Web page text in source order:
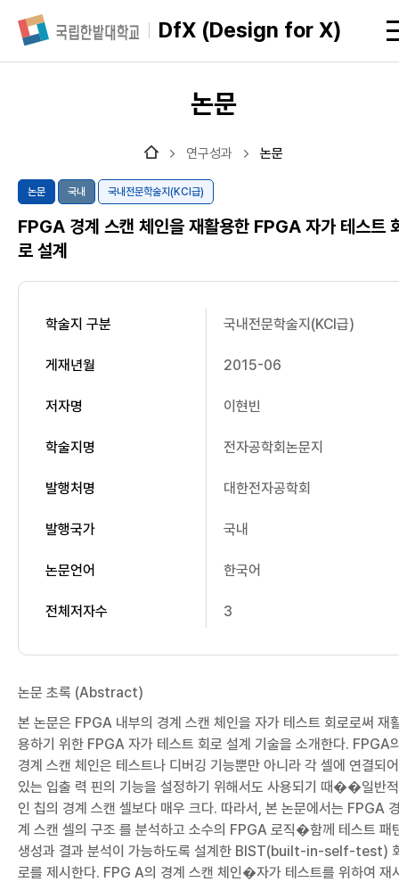
DfX (Design for X)
논문
연구성과 논문
콘
텐
츠
본
문
논문 국내 국내전문학술지(KCI급)
FPGA 경계 스캔 체인을 재활용한 FPGA 자가 테스트
로 설계
학술지 구분 국내전문학술지(KCI급)
게재년월 2015-06
저자명 이현빈
학술지명 전자공학회논문지
발행처명 대한전자공학회
발행국가 국내
논문언어 한국어
전체저자수 3
논문 초록 (Abstract)
본 논문은 FPGA 내부의 경계 스캔 체인을 자가 테스트 회로로써 재
용하기 위한 FPGA 자가 테스트 회로 설계 기술을 소개한다. FPGA
경계 스캔 체인은 테스트나 디버깅 기능뿐만 아니라 각 셀에 연결되어
있는 입출 력 핀의 기능을 설정하기 위해서도 사용되기 때��일반적
인 칩의 경계 스캔 셀보다 매우 크다. 따라서, 본 논문에서는 FPGA
계 스캔 셀의 구조 를 분석하고 소수의 FPGA 로직�함께 테스트 패
생성과 결과 분석이 가능하도록 설계한 BIST(built-in-self-test)
로를 제시한다. FPG A의 경계 스캔 체인�자가 테스트를 위하여 재